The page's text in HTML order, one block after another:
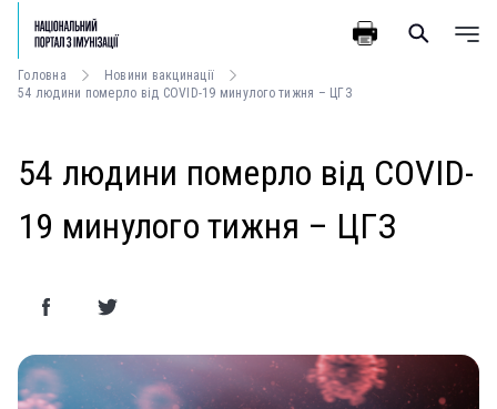
Головна
Новини вакцинації
54 людини померло від COVID-19 минулого тижня – ЦГЗ
54 людини померло від COVID-
19 минулого тижня – ЦГЗ